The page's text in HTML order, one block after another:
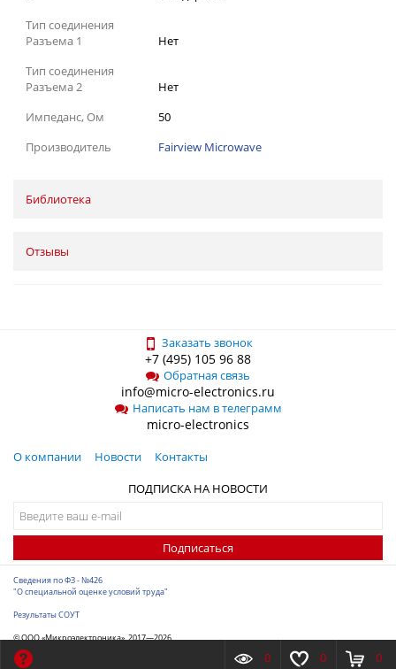
Тип соединения
Разъема 1
Нет
Тип соединения
Разъема 2
Нет
Импеданс, Ом
50
Производитель
Fairview Microwave
Библиотека
Отзывы
Заказать звонок
+7 (495) 105 96 88
Обратная связь
info@micro-electronics.ru
Написать нам в телеграмм
micro-electronics
О компании Новости
Контакты
ПОДПИСКА НА НОВОСТИ
Подписаться
Сведения по ФЗ - №426
"О специальной оценке условий труда"
Результаты СОУТ
© ООО «Микроэлектроника», 2017—2026
Разработка сайта
0 0 0